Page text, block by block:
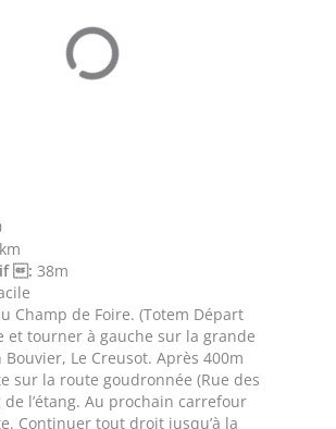
: 38m
Champ de Foire. (Totem Départ
et tourner à gauche sur la grande
Le Creusot. Après 400m
sur la route goudronnée (Rue des
de l’étang. Au prochain carrefour
Continuer tout droit jusqu’à la